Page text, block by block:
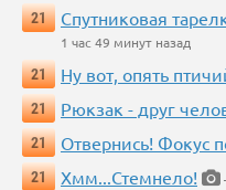
21
Спутниковая
1 час 49 минут назад
21
Ну вот, опять
21
Рюкзак - друг
21
Отвернись! Фокус
21
Хмм...Стемнело!